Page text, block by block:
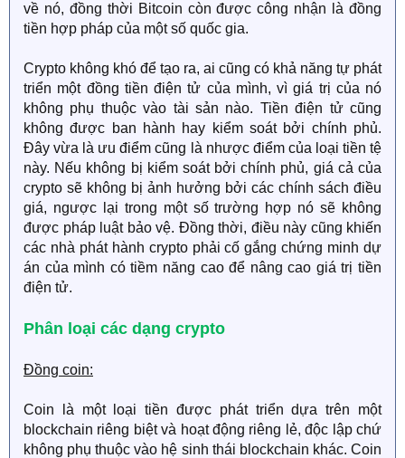
về nó, đồng thời Bitcoin còn được công nhận là đồng
tiền hợp pháp của một số quốc gia.
Crypto không khó để tạo ra, ai cũng có khả năng tự phát
triển một đồng tiền điện tử của mình, vì giá trị của nó
không phụ thuộc vào tài sản nào. Tiền điện tử cũng
không được ban hành hay kiểm soát bởi chính phủ.
Đây vừa là ưu điểm cũng là nhược điểm của loại tiền tệ
này. Nếu không bị kiểm soát bởi chính phủ, giá cả của
crypto sẽ không bị ảnh hưởng bởi các chính sách điều
giá, ngược lại trong một số trường hợp nó sẽ không
được pháp luật bảo vệ. Đồng thời, điều này cũng khiến
các nhà phát hành crypto phải cố gắng chứng minh dự
án của mình có tiềm năng cao để nâng cao giá trị tiền
điện tử.
Phân loại các dạng crypto
Đồng coin:
Coin là một loại tiền được phát triển dựa trên một
blockchain riêng biệt và hoạt động riêng lẻ, độc lập chứ
không phụ thuộc vào hệ sinh thái blockchain khác. Coin